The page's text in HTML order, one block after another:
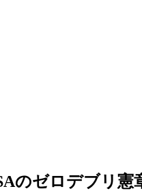
のゼロデブリ憲